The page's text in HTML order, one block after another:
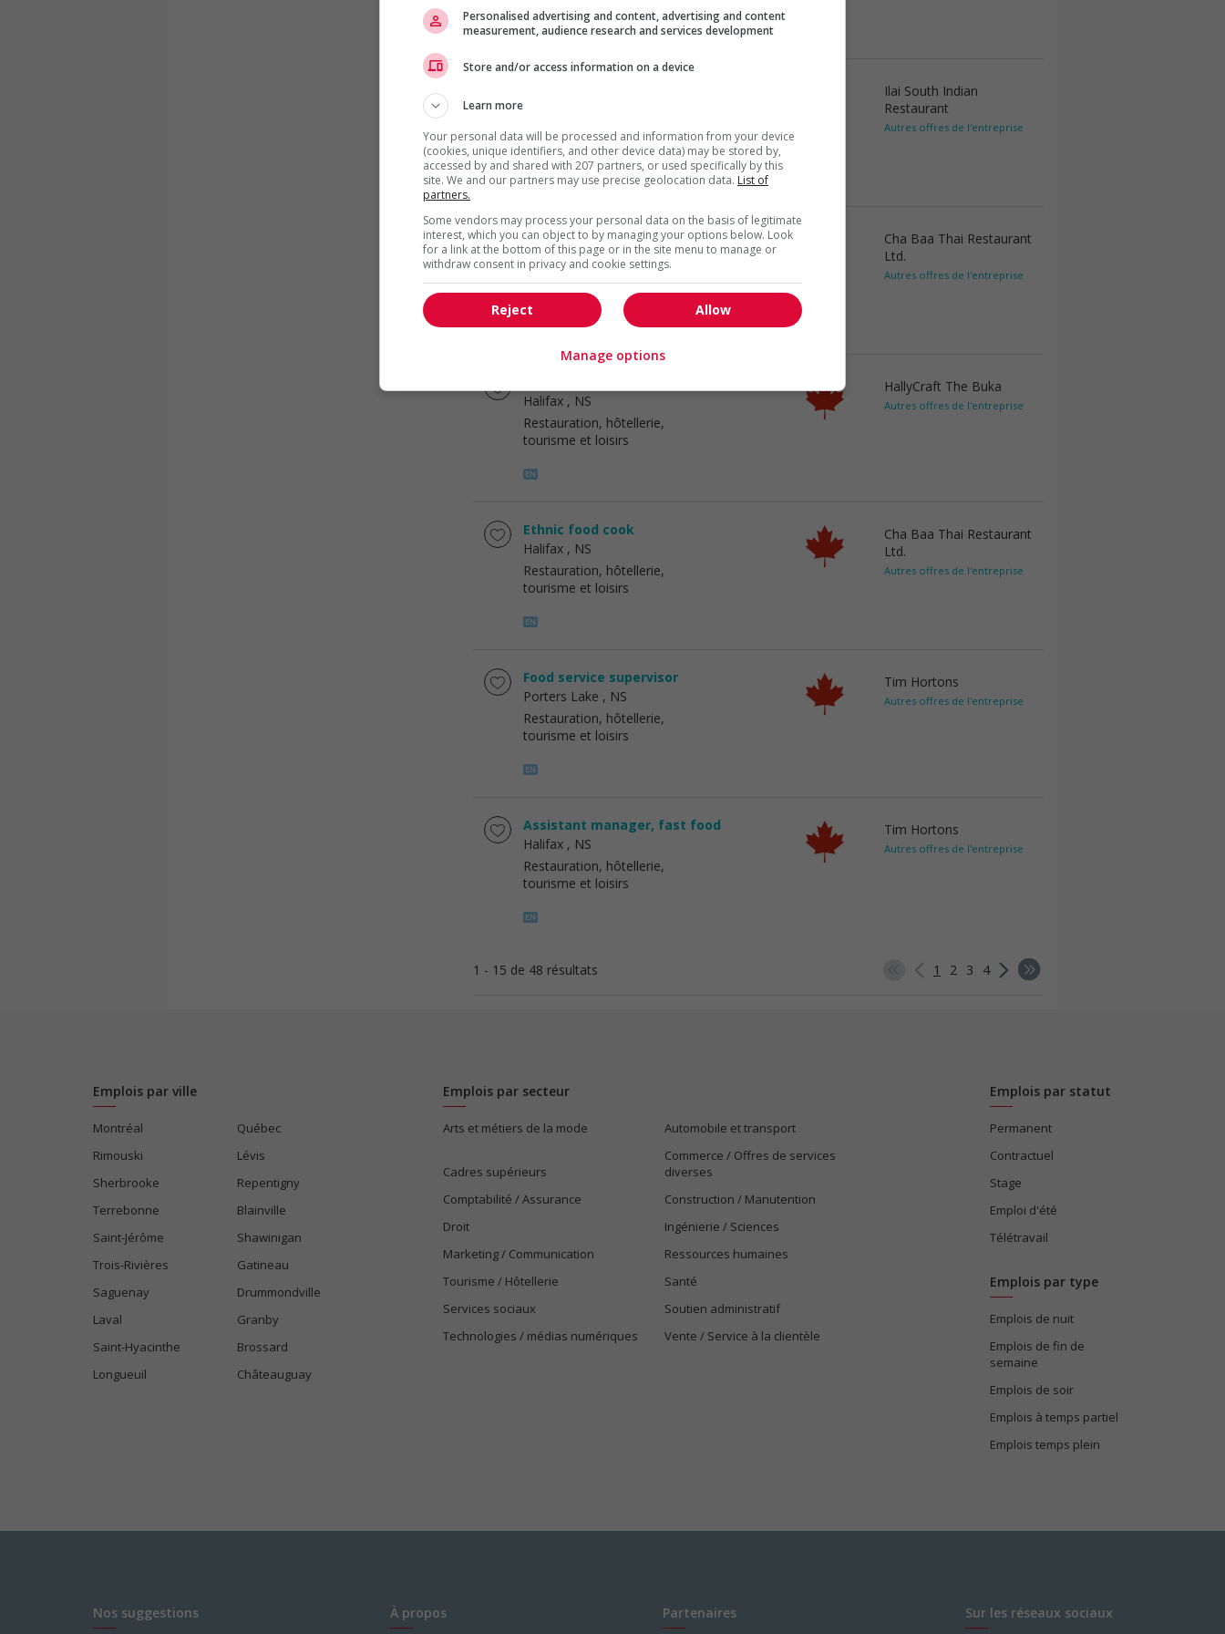
Restauration, hôtellerie,
tourisme et loisirs
Ilai South Indian
Restaurant
Autres offres de l'entreprise
Ethnic food cook
Halifax, NS
Restauration, hôtellerie,
tourisme et loisirs
Cha Baa Thai Restaurant
Ltd.
Autres offres de l'entreprise
Halifax , NS
Restauration, hôtellerie,
tourisme et loisirs
HallyCraft The Buka
Autres offres de l'entreprise
Ethnic food cook
Halifax , NS
Restauration, hôtellerie,
tourisme et loisirs
Cha Baa Thai Restaurant
Ltd.
Autres offres de l'entreprise
Food service supervisor
Porters Lake , NS
Restauration, hôtellerie,
tourisme et loisirs
Tim Hortons
Autres offres de l'entreprise
Assistant manager, fast food
Halifax , NS
Restauration, hôtellerie,
tourisme et loisirs
Tim Hortons
Autres offres de l'entreprise
1 - 15 de 48 résultats 1 2 3 4
Emplois par ville
Montréal
Québec
Rimouski
Lévis
Sherbrooke
Repentigny
Terrebonne
Blainville
Saint-Jérôme
Shawinigan
Trois-Rivières
Gatineau
Saguenay
Drummondville
Laval
Granby
Saint-Hyacinthe
Brossard
Longueuil
Châteauguay
Emplois par secteur
Arts et métiers de la mode Automobile et transport
Cadres supérieurs
Commerce / Offres de services
diverses
Comptabilité / Assurance
Construction / Manutention
Droit
Ingénierie / Sciences
Marketing / Communication
Ressources humaines
Tourisme / Hôtellerie
Santé
Services sociaux
Soutien administratif
Technologies / médias numériques
Vente / Service à la clientèle
Emplois par statut
Permanent
Contractuel
Stage
Emploi d'été
Télétravail
Emplois par type
Emplois de nuit
Emplois de fin de
semaine
Emplois de soir
Emplois à temps partiel
Emplois temps plein
Nos suggestions À propos Partenaires Sur les réseaux sociaux
Personalised advertising and content, advertising and content
measurement, audience research and services development
Store and/or access information on a device
Learn more
Your personal data will be processed and information from your device
(cookies, unique identifiers, and other device data) may be stored by,
accessed by and shared with 207 partners, or used specifically by this
site. We and our partners may use precise geolocation data. List of
partners.
Some vendors may process your personal data on the basis of legitimate
interest, which you can object to by managing your options below. Look
for a link at the bottom of this page or in the site menu to manage or
withdraw consent in privacy and cookie settings.
Allow
Reject
Manage options